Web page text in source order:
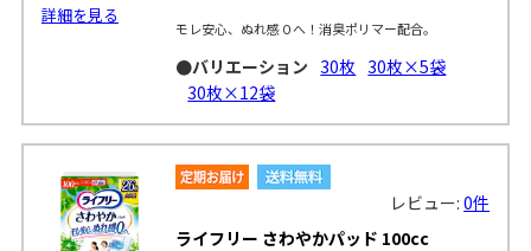
詳細を見る
モレ安心、ぬれ感０へ！消臭ポリマー配合。
●バリエーション 30枚 30枚×5袋
30枚×12袋
レビュー:0件
ライフリー さわやかパッド 100cc